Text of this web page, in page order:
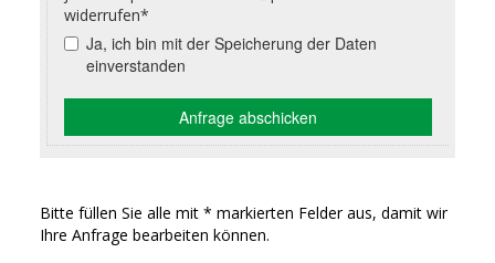
Bitte füllen Sie alle mit * markierten Felder aus, damit wir
Ihre Anfrage bearbeiten können.